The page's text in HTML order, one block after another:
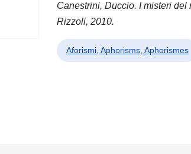
Canestrini, Duccio. I misteri
Rizzoli, 2010.
Aforismi, Aphorisms, Aphorismes